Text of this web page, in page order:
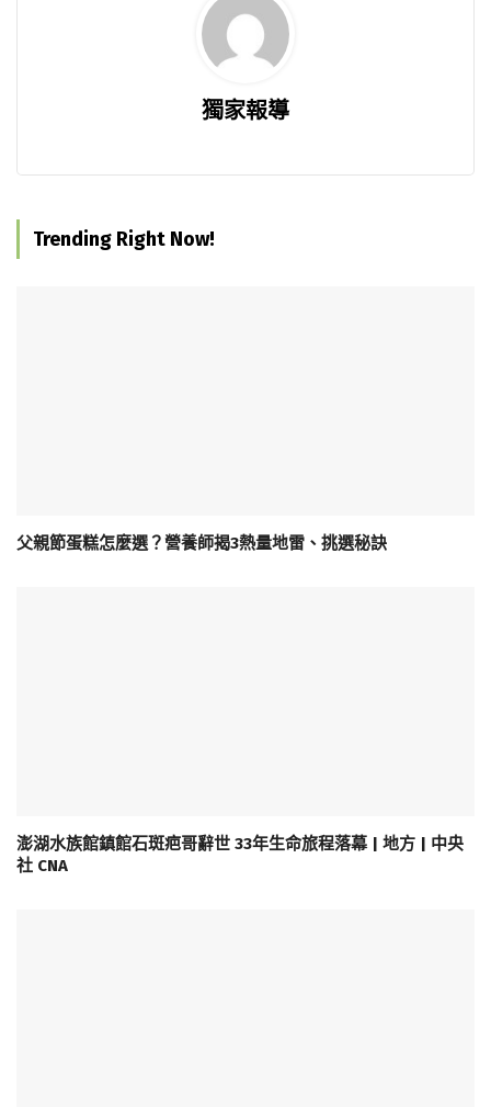
獨家報導
Trending Right Now!
父親節蛋糕怎麼選？營養師揭3熱量地雷、挑選秘訣
澎湖水族館鎮館石斑疤哥辭世 33年生命旅程落幕 | 地方 | 中央
社 CNA